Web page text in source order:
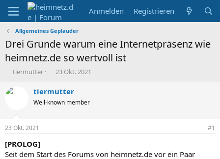
Anmelden Registrieren
Allgemeines Geplauder
Drei Gründe warum eine Internetpräsenz wie
heimnetz.de so wertvoll ist
E
s
e
r
tiermutter
E
s
e
t
m
23 Okt. 2021
tiermutter
Well-known member
23 Okt. 2021 #1
[PROLOG]
Seit dem Start des Forums von heimnetz.de vor ein Paar